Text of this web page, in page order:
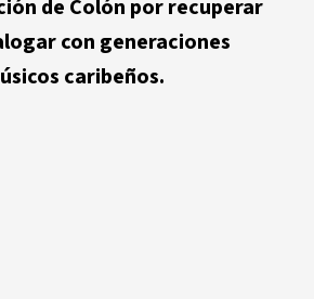
de Colón por recuperar
con generaciones
caribeños.